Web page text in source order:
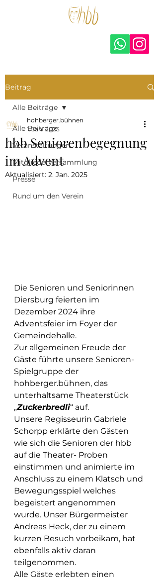
Beitrag
Alle Beiträge
Veranstaltungen
Mitgliederversammlung
Presse
Rund um den Verein
Alle Beiträge
hbb Seniorenbegegnung
im Advent
hohberger.bühnen
1. Jan. 2025
Aktualisiert: 2. Jan. 2025
Die Senioren und Seniorinnen
Diersburg feierten im
Dezember 2024 ihre
Adventsfeier im Foyer der
Gemeindehalle.
Zur allgemeinen Freude der
Gäste führte unsere Senioren-
Spielgruppe der
hohberger.bühnen, das
unterhaltsame Theaterstück
„Zuckerbredli“ auf.
Unsere Regisseurin Gabriele
Schorpp erklärte den Gästen
wie sich die Senioren der hbb
auf die Theater- Proben
einstimmen und animierte im
Anschluss zu einem Klatsch und
Bewegungsspiel welches
begeistert angenommen
wurde. Unser Bürgermeister
Andreas Heck, der zu einem
kurzen Besuch vorbeikam, hat
ebenfalls aktiv daran
teilgenommen.
Alle Gäste erlebten einen